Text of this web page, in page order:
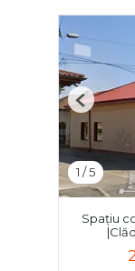
1 /5
Previous
Spațiu